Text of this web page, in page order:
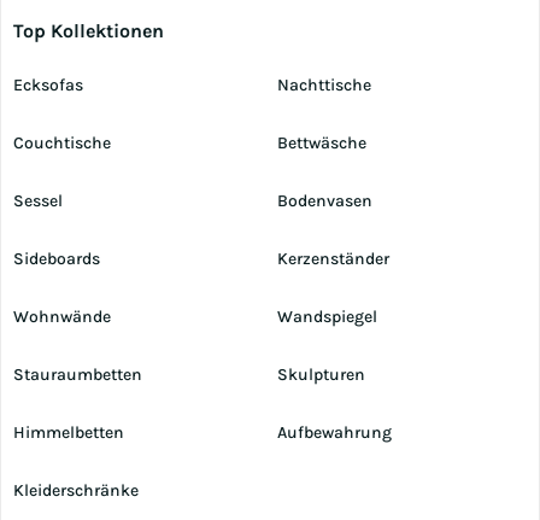
Top Kollektionen
Ecksofas
Couchtische
Sessel
Sideboards
Wohnwände
Stauraumbetten
Himmelbetten
Kleiderschränke
Nachttische
Bettwäsche
Bodenvasen
Kerzenständer
Wandspiegel
Skulpturen
Aufbewahrung